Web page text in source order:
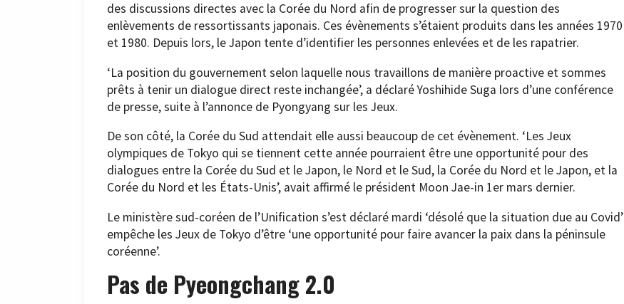
des discussions directes avec la Corée du Nord afin de progresser sur la question des
enlèvements de ressortissants japonais. Ces évènements s’étaient produits dans les années 1970
et 1980. Depuis lors, le Japon tente d’identifier les personnes enlevées et de les rapatrier.
‘La position du gouvernement selon laquelle nous travaillons de manière proactive et sommes
prêts à tenir un dialogue direct reste inchangée’, a déclaré Yoshihide Suga lors d’une conférence
de presse, suite à l’annonce de Pyongyang sur les Jeux.
De son côté, la Corée du Sud attendait elle aussi beaucoup de cet évènement. ‘Les Jeux
olympiques de Tokyo qui se tiennent cette année pourraient être une opportunité pour des
dialogues entre la Corée du Sud et le Japon, le Nord et le Sud, la Corée du Nord et le Japon, et la
Corée du Nord et les États-Unis’, avait affirmé le président Moon Jae-in 1er mars dernier.
Le ministère sud-coréen de l’Unification s’est déclaré mardi ‘désolé que la situation due au Covid’
empêche les Jeux de Tokyo d’être ‘une opportunité pour faire avancer la paix dans la péninsule
coréenne’.
Pas de Pyeongchang 2.0